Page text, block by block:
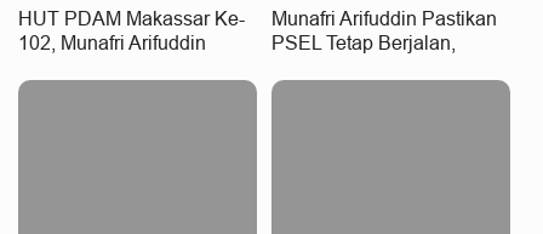
HUT PDAM Makassar Ke-
102, Munafri Arifuddin
Tingkatkan Pelayanan Air
Munafri Arifuddin Pastikan
PSEL Tetap Berjalan,
Dibahas